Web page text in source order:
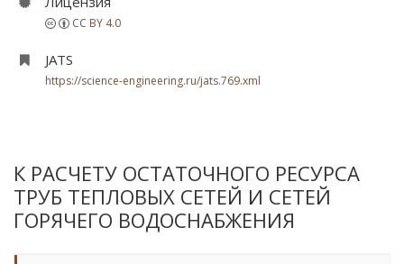
CC BY 4.0
JATS
https://science-engineering.ru/jats.769.xml
К РАСЧЕТУ ОСТАТОЧНОГО РЕСУРСА
ТРУБ ТЕПЛОВЫХ СЕТЕЙ И СЕТЕЙ
ГОРЯЧЕГО ВОДОСНАБЖЕНИЯ